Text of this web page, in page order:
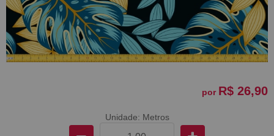
por R$ 26,90
Unidade: Metros